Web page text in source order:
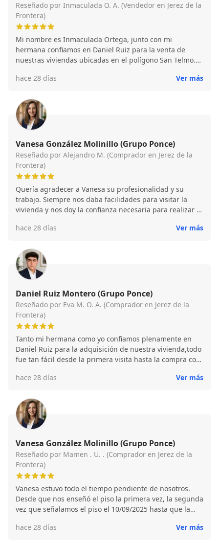
Reseñado por Inmaculada O. A. (Vendedor en Jerez de la
Frontera)
Mi nombre es Inmaculada Ortega, junto con mi
hermana confiamos en Daniel Ruiz para la venta de
nuestras viviendas ubicadas en el polígono San Telmo.
nuestras viviendas que en la tercera visita ya estaban
su cercanía con el cliente asesorándonos en todo
hace 28 días Ver más
Vanesa González Molinillo (Grupo Ponce)
Reseñado por Alejandro M. (Comprador en Jerez de la
Frontera)
Quería agradecer a Vanesa su profesionalidad y su
trabajo. Siempre nos daba facilidades para visitar la
vivienda y nos doy la confianza necesaria para realizar la
hace 28 días
Ver más
Daniel Ruiz Montero (Grupo Ponce)
Reseñado por Eva M. O. A. (Comprador en Jerez de la
Frontera)
Tanto mi hermana como yo confiamos plenamente en
Daniel Ruiz para la adquisición de nuestra vivienda,todo
fue tan fácil desde la primera visita hasta la compra con
asesoramiento y explicándonos paso a paso para que lo
en el para mí próxima compra.
hace 28 días Ver más
Vanesa González Molinillo (Grupo Ponce)
Reseñado por Mamen . U. . (Comprador en Jerez de la
Frontera)
Vanesa estuvo todo el tiempo pendiente de nosotros.
Desde que nos enseñó el piso la primera vez, la segunda
vez que señalamos el piso el 10/09/2025 hasta que la
también para el cambio de los suministros. Es muy
hace 28 días Ver más